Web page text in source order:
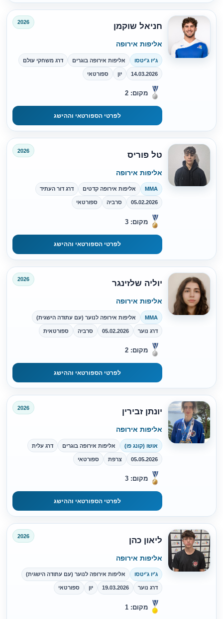
חניאל שוקמן 2026
אליפות אירופה
ג'יו ג'יטסו אליפות אירופה בוגרים דרג משחקי עולם
14.03.2026 יון ספורטאי
מקום: 2
לפרטי הספורטאי וההישג
טל פוריס 2026
אליפות אירופה
MMA אליפות אירופה קדטים דרג דור העתיד
05.02.2026 סרביה ספורטאי
מקום: 3
לפרטי הספורטאי וההישג
יוליה שלזינגר 2026
אליפות אירופה
MMA אליפות אירופה לנוער (עם עתודה הישגית)
דרג נוער 05.02.2026 סרביה ספורטאית
מקום: 2
לפרטי הספורטאי וההישג
יונתן זבירין 2026
אליפות אירופה
אושו (קונג פו) אליפות אירופה בוגרים דרג עלית
05.05.2026 צרפת ספורטאי
מקום: 3
לפרטי הספורטאי וההישג
ליאון כהן 2026
אליפות אירופה
ג'יו ג'יטסו אליפות אירופה לנוער (עם עתודה הישגית)
דרג נוער 19.03.2026 יון ספורטאי
מקום: 1